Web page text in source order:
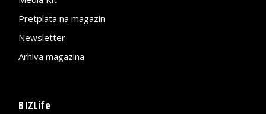
Pretplata na magazin
Newsletter
Arhiva magazina
BIZLife